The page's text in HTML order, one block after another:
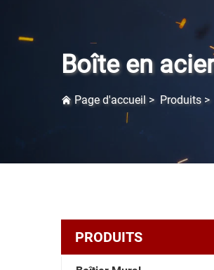
Boîte en
Page d'accueil > Produits >
PRODUITS